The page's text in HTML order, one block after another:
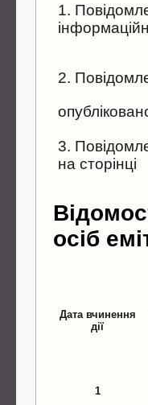
1.
2.
3.
на сторінці
осіб
Дата вчинення
дії
1